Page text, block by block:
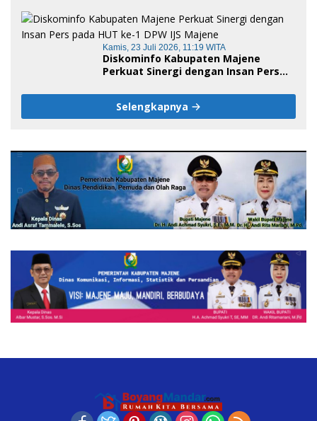
Jadi Embrio Pendirian Politeknik
Negeri Sulawesi Barat
Kamis, 23 Juli 2026, 11:19 WITA
Diskominfo Kabupaten Majene
Perkuat Sinergi dengan Insan Pers
Selengkapnya